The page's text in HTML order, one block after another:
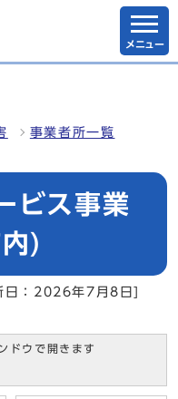
メニュー
事業者所一覧
ビス事業
)
日：2026年7月8日]
ドウで開きます